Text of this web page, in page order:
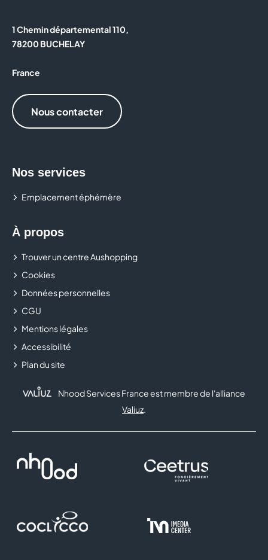
un service rapide, autonome et disponible à tout
d’identité ou impressions en quelques minutes.
1 Chemin départemental 110,
78200 BUCHELAY
France
Nous contacter
Nos services
Emplacement éphémère
À propos
Trouver un centre Aushopping
Cookies
Données personnelles
CGU
Mentions légales
Accessibilité
Plan du site
Nhood Services France est membre de l'alliance
Valiuz.